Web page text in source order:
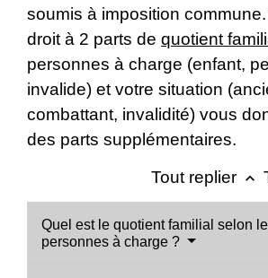
soumis à imposition
droit à 2 parts de quotient
personnes à charge (enfant,
invalide) et votre situation
combattant, invalidité) vous
des parts supplémentaires.
Tout replier keyboard_arrow_up
Quel est le quotient familial selon
personnes à charge ?